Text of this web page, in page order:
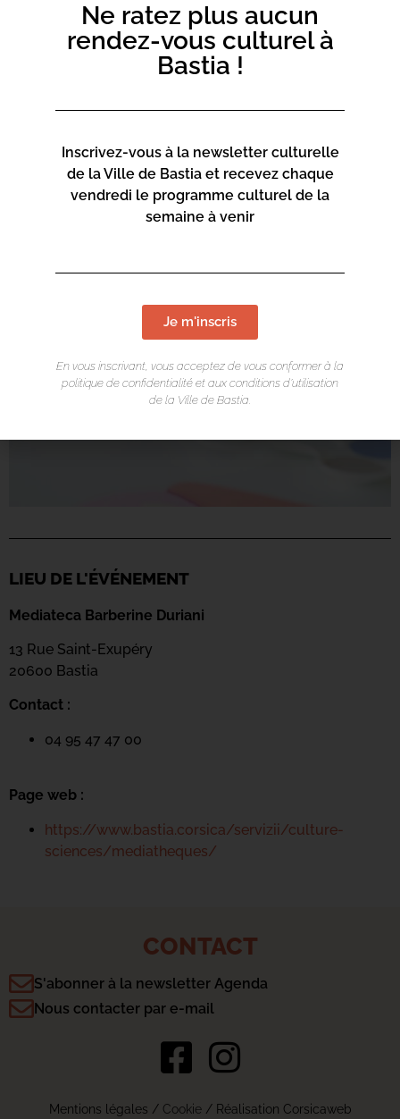
LIEU DE L'ÉVÉNEMENT
Mediateca Barberine Duriani
13 Rue Saint-Exupéry
20600 Bastia
Contact :
04 95 47 47 00
Page web :
https://www.bastia.corsica/servizii/culture-
sciences/mediatheques/
CONTACT
S'abonner à la newsletter Agenda
Nous contacter par e-mail
Mentions légales / Cookie/ Réalisation Corsicaweb
Ne ratez plus aucun
rendez-vous culturel à
Bastia !
Inscrivez-vous à la newsletter culturelle
de la Ville de Bastia et recevez chaque
vendredi le programme culturel de la
semaine à venir
Je m'inscris
En vous inscrivant, vous acceptez de vous conformer à la
politique de confidentialité et aux conditions d’utilisation
de la Ville de Bastia.